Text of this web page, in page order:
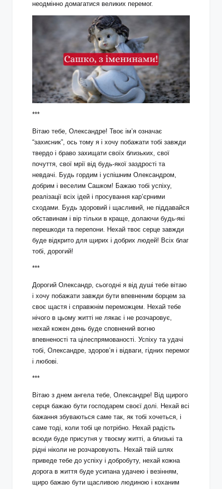
неодмінно домагатися великих перемог.
***
Вітаю тебе, Олександре! Твоє ім’я означає
“захисник”, ось тому я і хочу побажати тобі завжди
твердо і браво захищати своїх близьких, свої
почуття, свої мрії від будь-якої заздрості та
невдачі. Будь гордим і успішним Олександром,
добрим і веселим Сашком! Бажаю тобі успіху,
реалізації всіх ідей і просування кар’єрними
сходами. Будь здоровий і щасливий, не піддавайся
обставинам і вір тільки в краще, долаючи будь-які
перешкоди та перепони. Нехай твоє серце завжди
буде відкрито для щирих і добрих людей! Всіх благ
тобі, дорогий!
***
Дорогий Олександр, сьогодні я від душі тебе вітаю
і хочу побажати завжди бути впевненим борцем за
своє щастя і справжнім переможцем. Нехай тебе
нічого в цьому житті не лякає і не розчаровує,
нехай кожен день буде сповнений вогню
впевненості та цілеспрямованості. Успіху та удачі
тобі, Олександре, здоров’я і відваги, гідних перемог
і любові.
***
Вітаю з днем ​​ангела тебе, Олександре! Від щирого
серця бажаю бути господарем своєї долі. Нехай всі
бажання збуваються саме так, як тобі хочеться, і
саме тоді, коли тобі це потрібно. Нехай радість
всюди буде присутня у твоєму житті, а близькі та
рідні ніколи не розчаровують. Нехай твій шлях
приведе тебе до успіху і добробуту, нехай кожна
дорога в життя буде усипана удачею і везінням,
щиро бажаю бути щасливою людиною і коханим